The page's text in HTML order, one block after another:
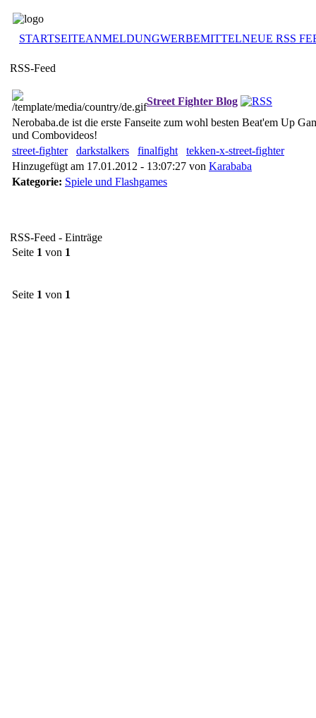
STARTSEITEANMELDUNGWERBEMITTELNEUE RSS
RSS-Feed
Street Fighter Blog
Nerobaba.de ist die erste Fanseite zum wohl besten Beat'em Up
und Combovideos!
street-fighter
darkstalkers finalfight
tekken-x-street-fighter
Hinzugefügt am 17.01.2012 - 13:07:27 von Karababa
Kategorie: Spiele und Flashgames
RSS-Feed - Einträge
Seite 1 von 1
Seite 1 von 1